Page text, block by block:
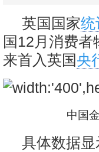
英国国家统
国12月消费者
来首入英国央
中国
具体数据